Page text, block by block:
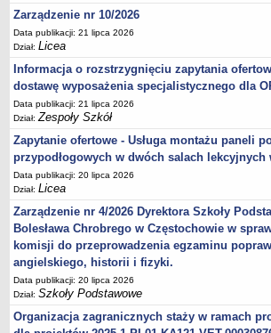
Zarządzenie nr 10/2026
Data publikacji: 21 lipca 2026
Dział:Licea
Informacja o rozstrzygnięciu zapytania
dostawę wyposażenia specjalistycznego dla
Data publikacji: 21 lipca 2026
Dział:Zespoły Szkół
Zapytanie ofertowe - Usługa montażu paneli
przypodłogowych w dwóch salach lekcyjnych
Data publikacji: 20 lipca 2026
Dział:Licea
Zarządzenie nr 4/2026 Dyrektora Szkoły
Bolesława Chrobrego w Częstochowie w
komisji do przeprowadzenia egzaminu
angielskiego, historii i fizyki.
Data publikacji: 20 lipca 2026
Dział:Szkoły Podstawowe
Organizacja zagranicznych staży w ramach